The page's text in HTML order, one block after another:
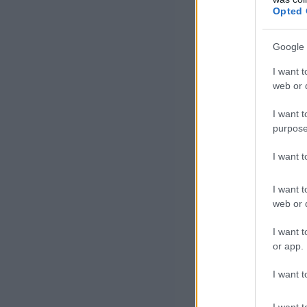
Opted
Google
I want
web or
I want
I want
I want
web or
I want
or app.
I want
A tartós
A
Az
és